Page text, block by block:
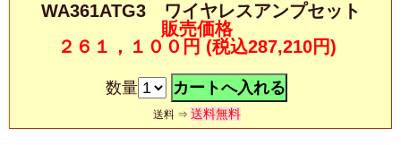
WA361ATG3 ワイヤレスアンプセット
販売価格
２６１，１００円 (税込287,210円)
数量
送料 ⇒ 送料無料